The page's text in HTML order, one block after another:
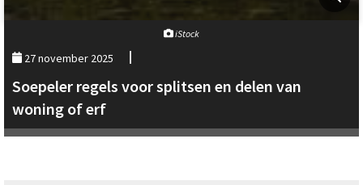
iStock
27 november 2025
Soepeler regels voor splitsen en delen van
woning of erf